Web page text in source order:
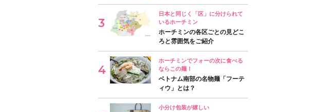
日本と同じく「区」に分けられて
いるホーチミン
ホーチミンの各区ごとの見どこ
ろと雰囲気をご紹介
ホーチミンでフォーの次に食べる
ならこの麺！
ベトナム南部の名物麺「フーテ
ィウ」とは？
小分け包装が嬉しい